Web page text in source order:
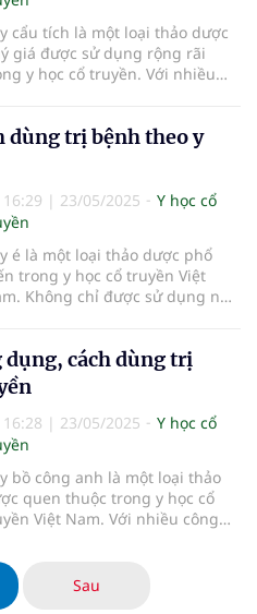
chữa bệnh từ cây đại phong
cẩu tích là một loại thảo dược
giá được sử dụng rộng rãi
y học cổ truyền. Với nhiều
trong việc chữa trị các bệnh
bài thuốc chữa bệnh từ cây cẩu
dùng trị bệnh theo y
16:29 | 23/05/2025
Y học cổ
é là một loại thảo dược phổ
trong y học cổ truyền Việt
Không chỉ được sử dụng như
Trong bài viết này, chúng ta
hiểu chi tiết về công dụng
dùng cây é để trị bệnh
y học cổ truyền.
dụng, cách dùng trị
16:28 | 23/05/2025
Y học cổ
bồ công anh là một loại thảo
quen thuộc trong y học cổ
Việt Nam. Với nhiều công
anh không chỉ được sử dụng
ẩm thực mà còn đóng vai trò
trọng trong việc chăm sóc
Sau